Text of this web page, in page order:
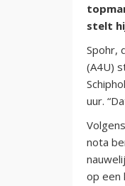
stelt
Spohr,
(A4U)
uur.
nota
op een